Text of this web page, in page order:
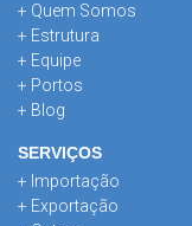
+ Quem Somos
+ Estrutura
+ Equipe
+ Portos
+ Blog
SERVIÇOS
+ Importação
+ Exportação